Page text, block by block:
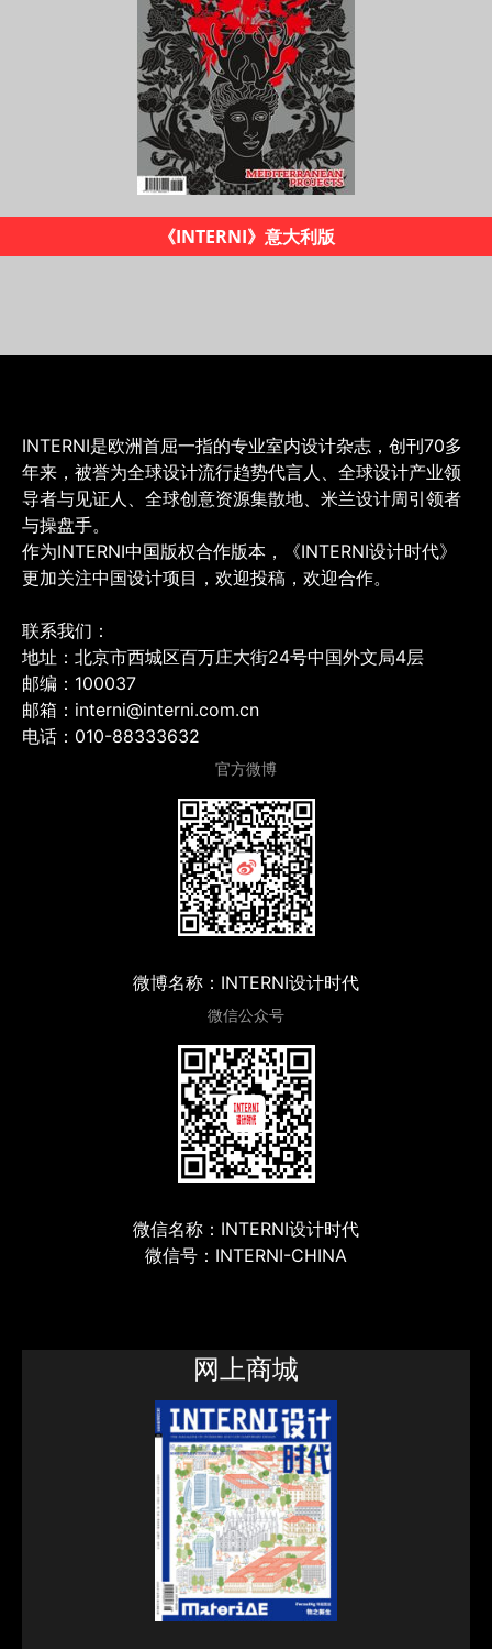
《INTERNI设计时代》杂志
INTERNI是欧洲首屈一指的专业室内设计杂志，创刊70多
年来，被誉为全球设计流行趋势代言人、全球设计产业领
导者与见证人、全球创意资源集散地、米兰设计周引领者
与操盘手。
作为INTERNI中国版权合作版本，《INTERNI设计时代》
更加关注中国设计项目，欢迎投稿，欢迎合作。
联系我们：
地址：北京市西城区百万庄大街24号中国外文局4层
邮编：100037
邮箱：interni@interni.com.cn
电话：010-88333632
官方微博
微博名称：INTERNI设计时代
微信公众号
微信名称：INTERNI设计时代
微信号：INTERNI-CHINA
网上商城